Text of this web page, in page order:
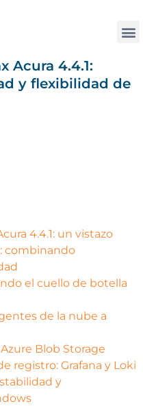
Acura 4.4.1:
y flexibilidad de
4.4.1: un vistazo
combinando
el cuello de botella
de la nube a
Blob Storage
registro: Grafana y Loki
y